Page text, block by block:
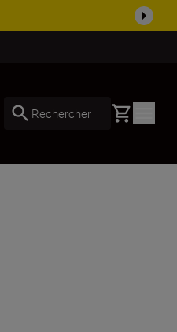
Rechercher Basket